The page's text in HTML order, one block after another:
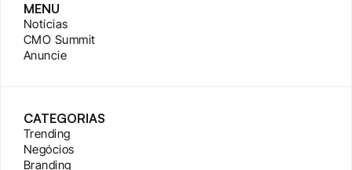
MENU
Notícias
CMO Summit
Anuncie
CATEGORIAS
Trending
Negócios
Branding